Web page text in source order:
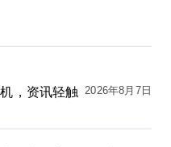
，资讯轻触
2026年8月7日